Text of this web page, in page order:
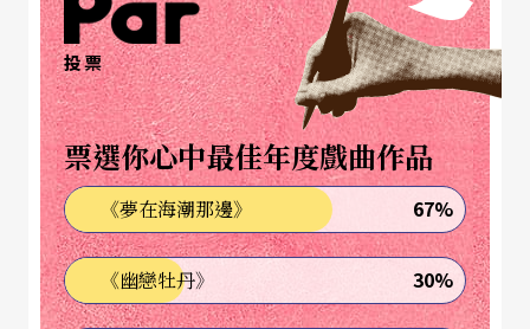
從鏡頭之前走到舞台現場
但是明星下海，演舞台劇已經是一大挑戰，音樂劇
就更是難上加難，又要唱又要跳，一週要演八場，
不得對嘴，沒有訓練過的人那是扛不下來的，所以
能號稱音樂劇票房保證的演員是少之又少。
納森．連恩是標準喝百老匯奶水長大的“Broadway
投票
票選你心中最佳年度戲曲作品
《夢在海潮那邊》 67%
《幽戀牡丹》 30%